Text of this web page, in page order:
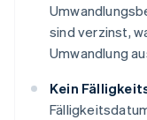
sind verzinst,
Umwandlung
Kein